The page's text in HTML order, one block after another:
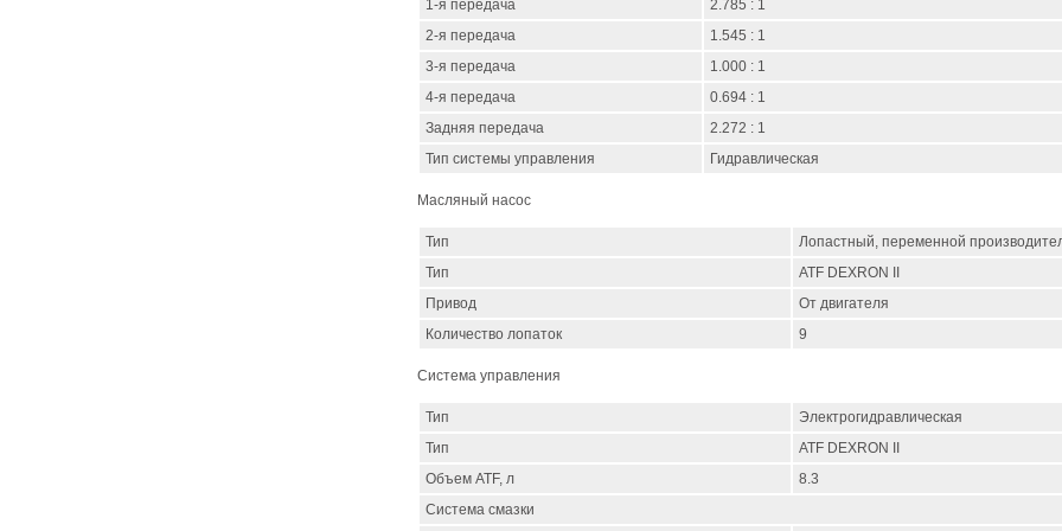
1-я передача
2.785 : 1
2-я передача
1.545 : 1
3-я передача
1.000 : 1
4-я передача
0.694 : 1
Задняя передача
2.272 : 1
Тип системы управления
Гидравлическая
Масляный насос
Тип
Лопастный, переменной
Тип
ATF DEXRON II
Привод
От двигателя
Количество лопаток
9
Система управления
Тип
Электрогидравлическая
Тип
ATF DEXRON II
Объем ATF, л
8.3
Система смазки